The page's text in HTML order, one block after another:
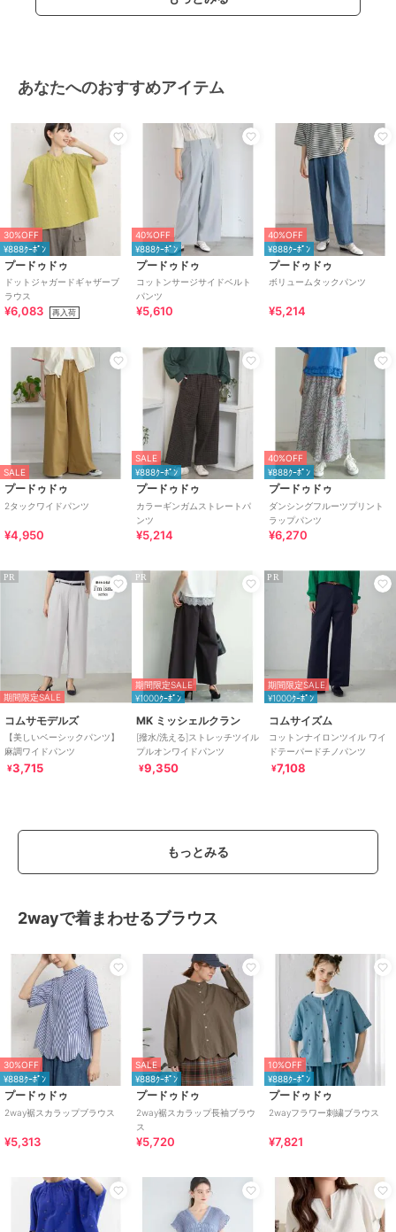
あなたへのおすすめアイテム
30%OFF
¥888ｸｰﾎﾟﾝ
プードゥドゥ
ドットジャガードギャザーブ
ラウス
¥6,083 再入荷
40%OFF
¥888ｸｰﾎﾟﾝ
プードゥドゥ
コットンサージサイドベルト
パンツ
¥5,610
40%OFF
¥888ｸｰﾎﾟﾝ
プードゥドゥ
ボリュームタックパンツ
¥5,214
SALE
プードゥドゥ
2タックワイドパンツ
¥4,950
SALE
¥888ｸｰﾎﾟﾝ
プードゥドゥ
カラーギンガムストレートパ
ンツ
¥5,214
40%OFF
¥888ｸｰﾎﾟﾝ
プードゥドゥ
ダンシングフルーツプリント
ラップパンツ
¥6,270
PR
期間限定SALE
コムサモデルズ
【美しいベーシックパンツ】
麻調ワイドパンツ
¥3,715
PR
期間限定SALE
¥1000ｸｰﾎﾟﾝ
MK ミッシェルクラン
[撥水/洗える]ストレッチツイル
プルオンワイドパンツ
¥9,350
PR
期間限定SALE
¥1000ｸｰﾎﾟﾝ
コムサイズム
コットンナイロンツイル ワイ
ドテーパードチノパンツ
¥7,108
もっとみる
2wayで着まわせるブラウス
30%OFF
¥888ｸｰﾎﾟﾝ
プードゥドゥ
2way裾スカラップブラウス
¥5,313
SALE
¥888ｸｰﾎﾟﾝ
プードゥドゥ
2way裾スカラップ長袖ブラウ
ス
¥5,720
10%OFF
¥888ｸｰﾎﾟﾝ
プードゥドゥ
2wayフラワー刺繍ブラウス
¥7,821